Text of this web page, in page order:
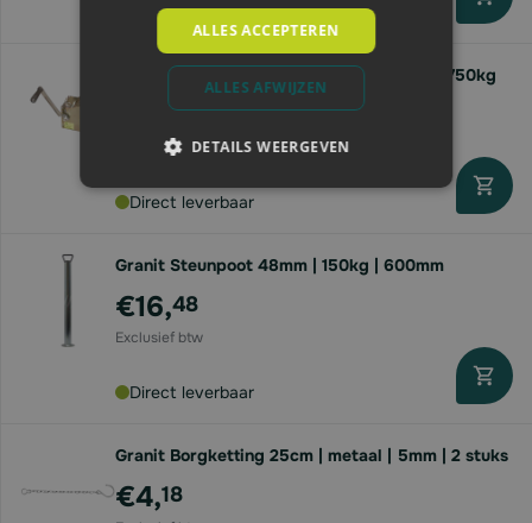
Direct leverbaar
Handlier tbv staalkabel | trekkracht max. 750kg
€67,15
Direct leverbaar
Granit Steunpoot 48mm | 150kg | 600mm
€16,48
Direct leverbaar
Granit Borgketting 25cm | metaal | 5mm | 2 stuks
€4,18
ALLES ACCEPTEREN
ALLES AFWIJZEN
DETAILS WEERGEVEN